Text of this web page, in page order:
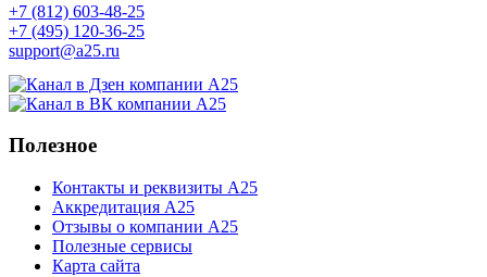
+7 (812) 603-48-25
+7 (495) 120-36-25
support@a25.ru
Полезное
Контакты и реквизиты А25
Аккредитация А25
Отзывы о компании А25
Полезные сервисы
Карта сайта